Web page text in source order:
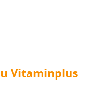
Vitaminplus